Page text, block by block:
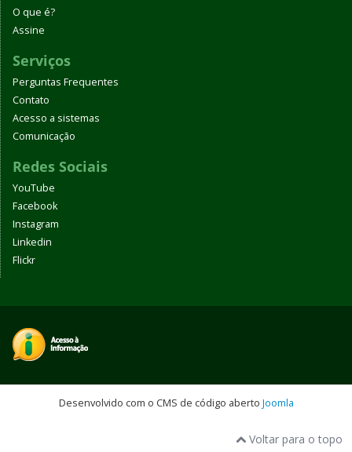
O que é?
Assine
Serviços
Perguntas Frequentes
Contato
Acesso a sistemas
Comunicação
Redes Sociais
YouTube
Facebook
Instagram
Linkedin
Flickr
Desenvolvido com o CMS de código aberto Joomla
Voltar para o topo